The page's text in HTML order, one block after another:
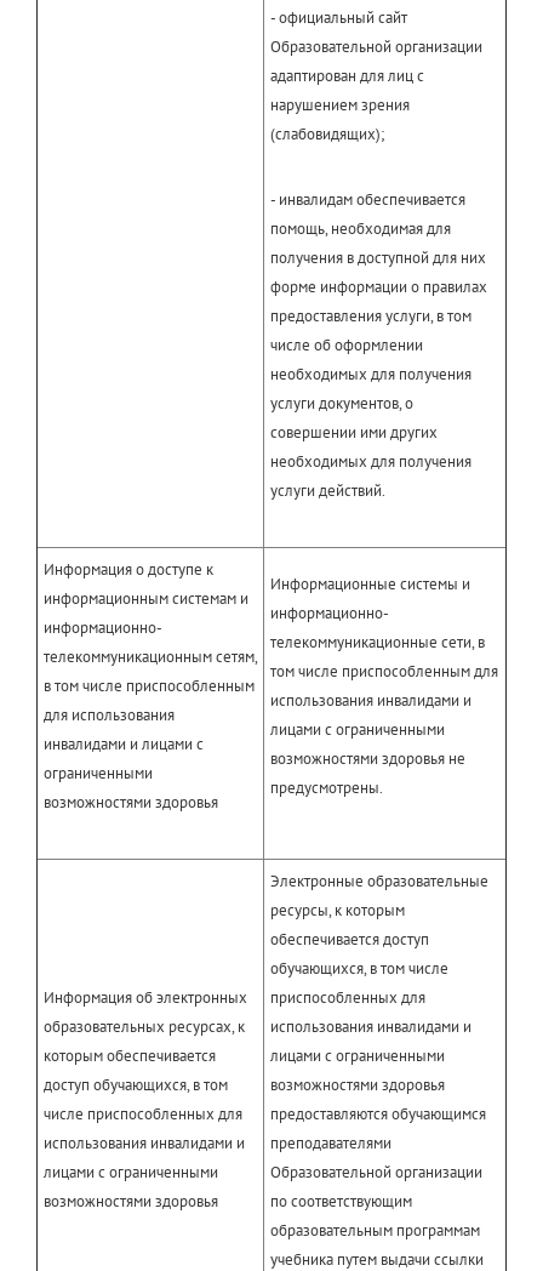
- официальный сайт
Образовательной организации
адаптирован для лиц с
нарушением зрения
(слабовидящих);
- инвалидам обеспечивается
помощь, необходимая для
получения в доступной для них
форме информации о правилах
предоставления услуги, в том
числе об оформлении
необходимых для получения
услуги документов, о
совершении ими других
необходимых для получения
услуги действий.
Информация о доступе к
информационным системам и
информационно-
телекоммуникационным сетям,
в том числе приспособленным
для использования
инвалидами и лицами с
ограниченными
возможностями здоровья
Информационные системы и
информационно-
телекоммуникационные сети, в
том числе приспособленным для
использования инвалидами и
лицами с ограниченными
возможностями здоровья не
предусмотрены.
Информация об электронных
образовательных ресурсах, к
которым обеспечивается
доступ обучающихся, в том
числе приспособленных для
использования инвалидами и
лицами с ограниченными
возможностями здоровья
Электронные образовательные
ресурсы, к которым
обеспечивается доступ
обучающихся, в том числе
приспособленных для
использования инвалидами и
лицами с ограниченными
возможностями здоровья
предоставляются обучающимся
преподавателями
Образовательной организации
по соответствующим
образовательным программам
учебника путем выдачи ссылки